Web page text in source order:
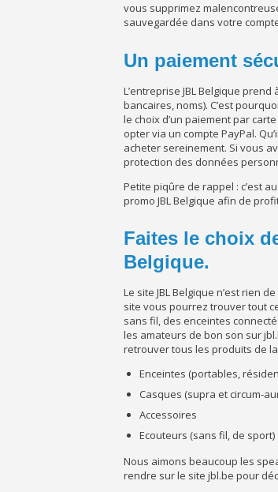
vous supprimez
sauvegardée dans votre
Un paiement
L’entreprise JBL Belgique
bancaires, noms). C’est
le choix d’un paiement par
opter via un compte PayPal.
acheter sereinement. Si vous
protection des données
Petite piqûre de rappel : c’est
promo JBL Belgique afin de
Faites le choix
Belgique.
Le site JBL Belgique n’est rien
site vous pourrez trouver tout
sans fil, des enceintes
les amateurs de bon son sur
retrouver tous les produits de
Enceintes (portables,
Casques (supra et circum-
Accessoires
Ecouteurs (sans fil, de sport)
Nous aimons beaucoup les
rendre sur le site jbl.be pour